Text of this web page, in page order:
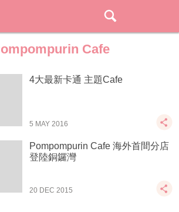
Cafe
4大最新卡通 主題Cafe
5 MAY 2016
Pompompurin Cafe 海外首間分店
登陸銅鑼灣
20 DEC 2015